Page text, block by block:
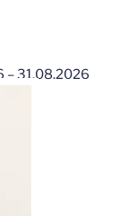
– 31.08.2026